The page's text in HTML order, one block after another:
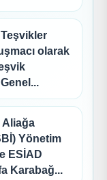
olarak
Aliağa
Yönetim
ESİAD
Karabağ...